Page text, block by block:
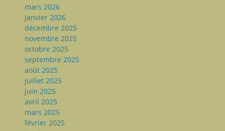
mars 2026
janvier 2026
décembre 2025
novembre 2025
octobre 2025
septembre 2025
août 2025
juillet 2025
juin 2025
avril 2025
mars 2025
février 2025